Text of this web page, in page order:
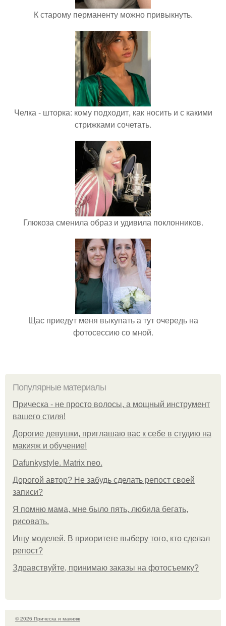
К старому перманенту можно привыкнуть.
Челка - шторка: кому подходит, как носить и с какими
стрижками сочетать.
Глюкоза сменила образ и удивила поклонников.
Щас приедут меня выкупать а тут очередь на
фотосессию со мной.
Популярные материалы
Прическа - не просто волосы, а мощный инструмент
вашего стиля!
Дорогие девушки, приглашаю вас к себе в студию на
макияж и обучение!
Dafunkystyle. Matrix neo.
Дорогой автор? Не забудь сделать репост своей
записи?
Я помню мама, мне было пять, любила бегать,
рисовать.
Ищу моделей. В приоритете выберу того, кто сделал
репост?
Здравствуйте, принимаю заказы на фотосъемку?
© 2026 Прическа и макияж